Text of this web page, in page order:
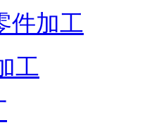
件加工
工